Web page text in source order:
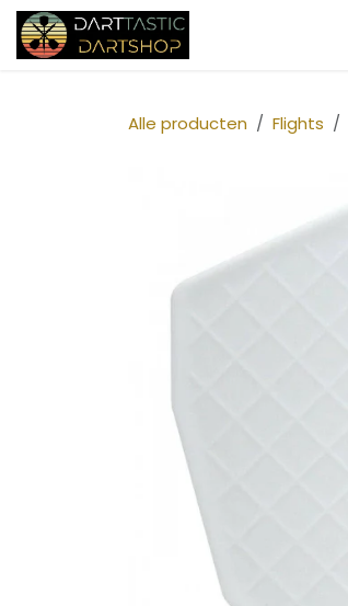
Overslaan naar inhoud
Alle producten Flights